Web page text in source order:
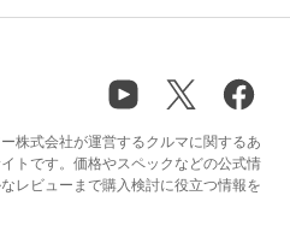
株式会社が運営するクルマに関するあ
トです。価格やスペックなどの公式情
レビューまで購入検討に役立つ情報を